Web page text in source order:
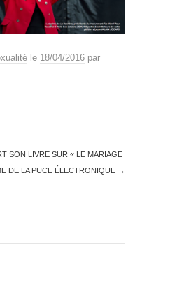
le 18/04/2016 par
SON LIVRE SUR « LE MARIAGE
DE LA PUCE ÉLECTRONIQUE →